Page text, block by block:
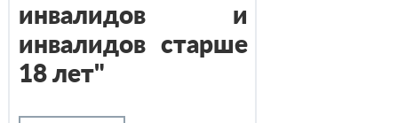
инвалидов и
инвалидов старше
18 лет"